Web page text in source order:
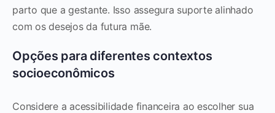
parto que a gestante. Isso assegura suporte alinhado
com os desejos da futura mãe.
Opções para diferentes contextos
socioeconômicos
Considere a acessibilidade financeira ao escolher sua